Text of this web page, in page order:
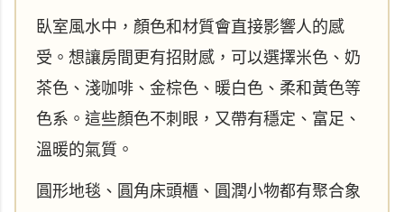
臥室風水中，顏色和材質會直接影響人的感
受。想讓房間更有招財感，可以選擇米色、奶
茶色、淺咖啡、金棕色、暖白色、柔和黃色等
色系。這些顏色不刺眼，又帶有穩定、富足、
溫暖的氣質。
圓形地毯、圓角床頭櫃、圓潤小物都有聚合象